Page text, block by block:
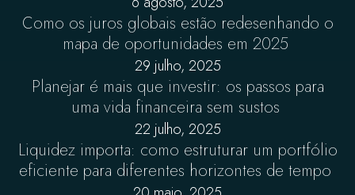
Como os juros globais estão redesenhando o
mapa de oportunidades em 2025
29 julho, 2025
Planejar é mais que investir: os passos para
uma vida financeira sem sustos
22 julho, 2025
Liquidez importa: como estruturar um portfólio
eficiente para diferentes horizontes de tempo